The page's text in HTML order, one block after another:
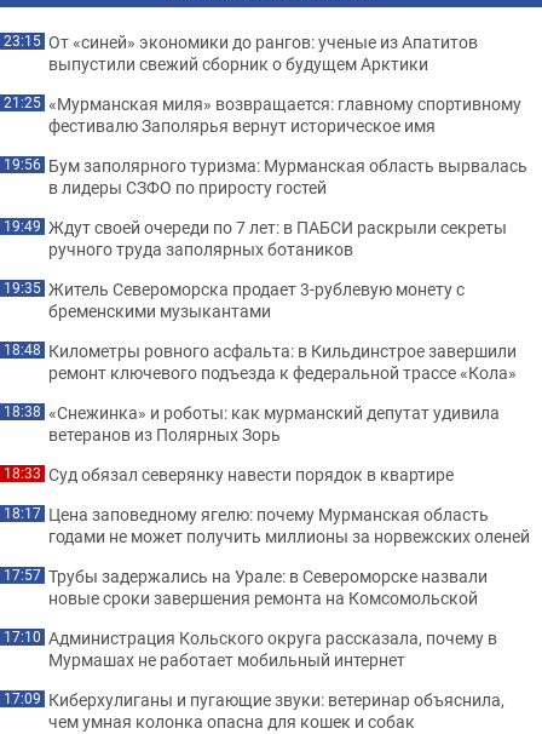
23:15 От «синей» экономики до рангов: ученые из Апатитов
выпустили свежий сборник о будущем Арктики
21:25 «Мурманская миля» возвращается: главному спортивному
фестивалю Заполярья вернут историческое имя
19:56 Бум заполярного туризма: Мурманская область вырвалась
в лидеры СЗФО по приросту гостей
19:49 Ждут своей очереди по 7 лет: в ПАБСИ раскрыли секреты
ручного труда заполярных ботаников
19:35 Житель Североморска продает 3-рублевую монету с
бременскими музыкантами
18:48 Километры ровного асфальта: в Кильдинстрое завершили
ремонт ключевого подъезда к федеральной трассе «Кола»
18:38 «Снежинка» и роботы: как мурманский депутат удивила
ветеранов из Полярных Зорь
18:33 Суд обязал северянку навести порядок в квартире
18:17 Цена заповедному ягелю: почему Мурманская область
годами не может получить миллионы за норвежских оленей
17:57 Трубы задержались на Урале: в Североморске назвали
новые сроки завершения ремонта на Комсомольской
17:10 Администрация Кольского округа рассказала, почему в
Мурмашах не работает мобильный интернет
17:09 Киберхулиганы и пугающие звуки: ветеринар объяснила,
чем умная колонка опасна для кошек и собак